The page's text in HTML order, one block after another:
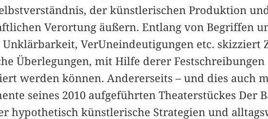
der künstlerischen Produktion
Verortung äußern. Entlang von Begriffen
VerUneindeutigungen etc. skizziert
Überlegungen, mit Hilfe derer
werden können. Andererseits – und dies auch
seines 2010 aufgeführten Theaterstückes Der
hypothetisch künstlerische Strategien und